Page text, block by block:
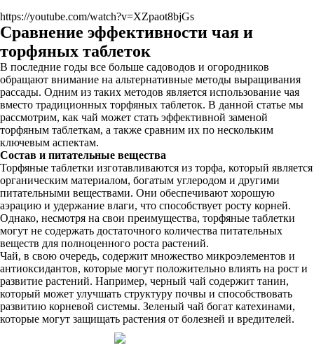
https://youtube.com/watch?v=XZpaot8bjGs
Сравнение эффективности чая и
торфяных таблеток
В последние годы все больше садоводов и огородников
обращают внимание на альтернативные методы выращивания
рассады. Одним из таких методов является использование чая
вместо традиционных торфяных таблеток. В данной статье мы
рассмотрим, как чай может стать эффективной заменой
торфяным таблеткам, а также сравним их по нескольким
ключевым аспектам.
Состав и питательные вещества
Торфяные таблетки изготавливаются из торфа, который является
органическим материалом, богатым углеродом и другими
питательными веществами. Они обеспечивают хорошую
аэрацию и удержание влаги, что способствует росту корней.
Однако, несмотря на свои преимущества, торфяные таблетки
могут не содержать достаточного количества питательных
веществ для полноценного роста растений.
Чай, в свою очередь, содержит множество микроэлементов и
антиоксидантов, которые могут положительно влиять на рост и
развитие растений. Например, черный чай содержит танин,
который может улучшать структуру почвы и способствовать
развитию корневой системы. Зеленый чай богат катехинами,
которые могут защищать растения от болезней и вредителей.